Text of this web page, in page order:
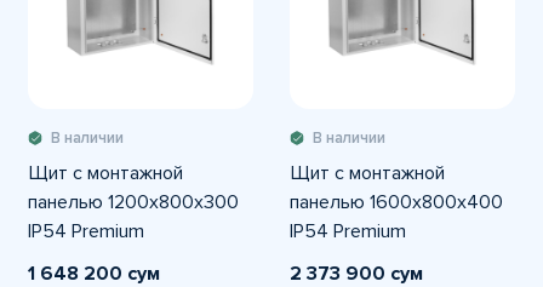
В наличии
Щит с монтажной
панелью 1200х800х300
IP54 Premium
1 648 200 сум
В наличии
Щит с монтажной
панелью 1600х800х400
IP54 Premium
2 373 900 сум